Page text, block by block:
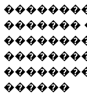
�������
������